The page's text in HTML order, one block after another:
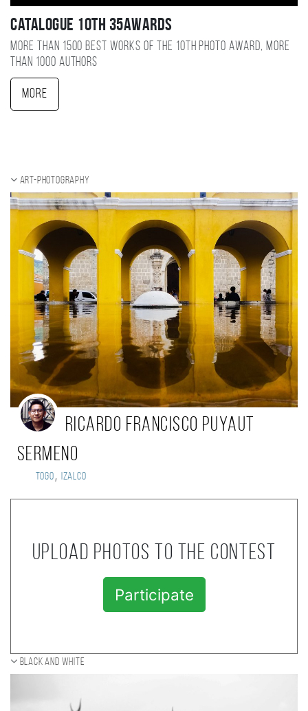
Catalogue 10TH 35AWARDS
More than 1500 best works of the 10TH photo award, more
than 1000 authors
More
ART-Photography
Ricardo Francisco Puyaut
Sermeno
Togo, Izalco
Upload photos to the contest
Participate
Black and white